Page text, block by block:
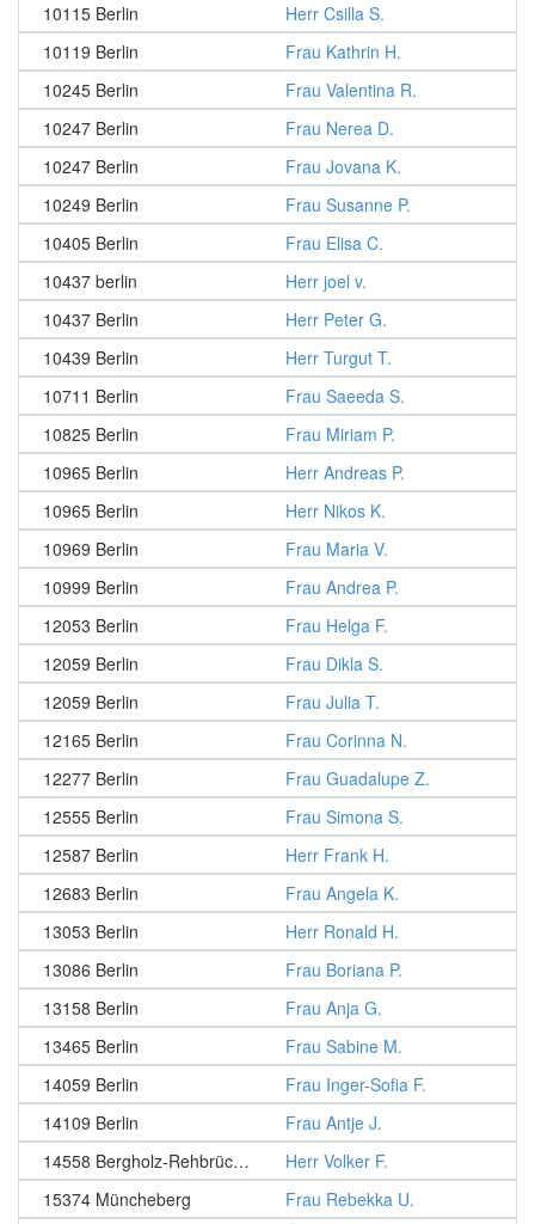
10115 Berlin
Herr Csilla S.
10119 Berlin
Frau Kathrin H.
10245 Berlin
Frau Valentina R.
10247 Berlin
Frau Nerea D.
10247 Berlin
Frau Jovana K.
10249 Berlin
Frau Susanne P.
10405 Berlin
Frau Elisa C.
10437 berlin
Herr joel v.
10437 Berlin
Herr Peter G.
10439 Berlin
Herr Turgut T.
10711 Berlin
Frau Saeeda S.
10825 Berlin
Frau Miriam P.
10965 Berlin
Herr Andreas P.
10965 Berlin
Herr Nikos K.
10969 Berlin
Frau Maria V.
10999 Berlin
Frau Andrea P.
12053 Berlin
Frau Helga F.
12059 Berlin
Frau Dikla S.
12059 Berlin
Frau Julia T.
12165 Berlin
Frau Corinna N.
12277 Berlin
Frau Guadalupe Z.
12555 Berlin
Frau Simona S.
12587 Berlin
Herr Frank H.
12683 Berlin
Frau Angela K.
13053 Berlin
Herr Ronald H.
13086 Berlin
Frau Boriana P.
13158 Berlin
Frau Anja G.
13465 Berlin
Frau Sabine M.
14059 Berlin
Frau Inger-Sofia F.
14109 Berlin
Frau Antje J.
14558 Bergholz-Rehbrücke
Herr Volker F.
15374 Müncheberg
Frau Rebekka U.